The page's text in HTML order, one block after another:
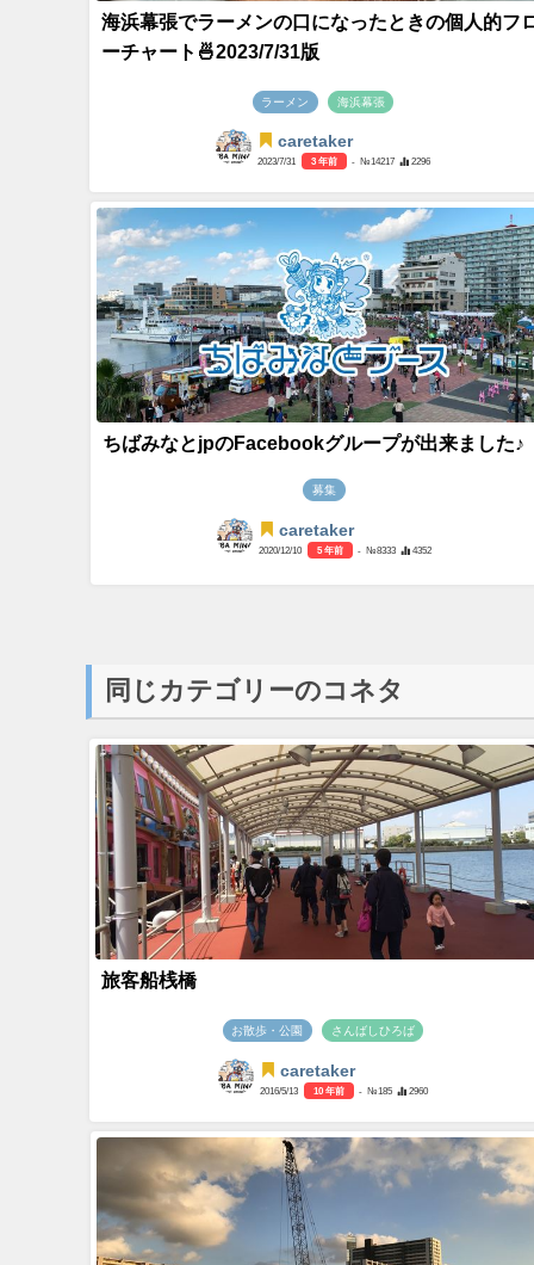
海浜幕張でラーメンの口になったときの個人的フ
ーチャート🍜2023/7/31版
ラーメン 海浜幕張
caretaker
2023/7/31 3 年前 - №14217 2296
ちばみなとjpのFacebookグループが出来ました♪
募集
caretaker
2020/12/10 5 年前 - №8333 4352
同じカテゴリーのコネタ
旅客船桟橋
お散歩・公園 さんばしひろば
caretaker
2016/5/13 10 年前 - №185 2960